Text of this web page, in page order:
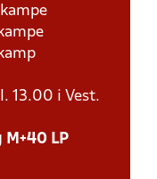
13.00 i Vest.
M+40 LP